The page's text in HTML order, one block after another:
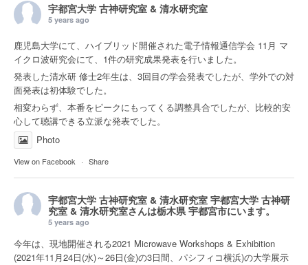
宇都宮大学 古神研究室 & 清水研究室
5 years ago
鹿児島大学にて、ハイブリッド開催された電子情報通信学会 11月 マ
イクロ波研究会にて、1件の研究成果発表を行いました。
発表した清水研 修士2年生は、3回目の学会発表でしたが、学外での対
面発表は初体験でした。
相変わらず、本番をピークにもってくる調整具合でしたが、比較的安
心して聴講できる立派な発表でした。
Photo
View on Facebook · Share
宇都宮大学 古神研究室 & 清水研究室 宇都宮大学 古神研
究室 & 清水研究室さんは栃木県 宇都宮市にいます。
5 years ago
今年は、現地開催される2021 Microwave Workshops & Exhibition
(2021年11月24日(水)～26日(金)の3日間、パシフィコ横浜)の大学展示